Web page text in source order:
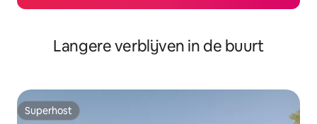
Langere verblijven in de buurt
Superhost
Superhost